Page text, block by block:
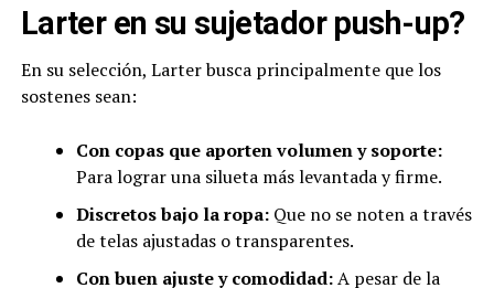
Larter en su sujetador push-up?
En su selección, Larter busca principalmente que los
sostenes sean:
Con copas que aporten volumen y soporte:
Para lograr una silueta más levantada y firme.
Discretos bajo la ropa:Que no se noten a través
de telas ajustadas o transparentes.
Con buen ajuste y comodidad:A pesar de la